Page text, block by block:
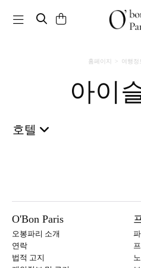
Toggle navigation
홈페이지 여행정
아
호텔
O'Bon Paris
오봉파리 소개
연락
법적 고지